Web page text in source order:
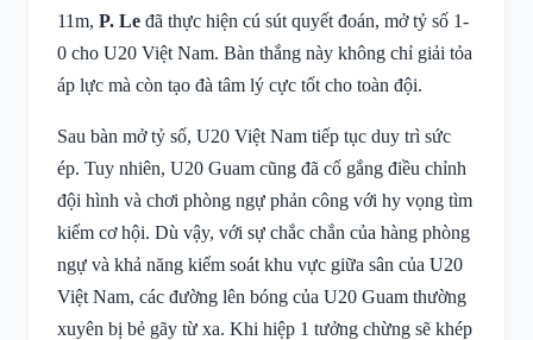
11m, P. Le đã thực hiện cú sút quyết đoán, mở tỷ số 1-
0 cho U20 Việt Nam. Bàn thắng này không chỉ giải tỏa
áp lực mà còn tạo đà tâm lý cực tốt cho toàn đội.
Sau bàn mở tỷ số, U20 Việt Nam tiếp tục duy trì sức
ép. Tuy nhiên, U20 Guam cũng đã cố gắng điều chỉnh
đội hình và chơi phòng ngự phản công với hy vọng tìm
kiếm cơ hội. Dù vậy, với sự chắc chắn của hàng phòng
ngự và khả năng kiểm soát khu vực giữa sân của U20
Việt Nam, các đường lên bóng của U20 Guam thường
xuyên bị bẻ gãy từ xa. Khi hiệp 1 tưởng chừng sẽ khép